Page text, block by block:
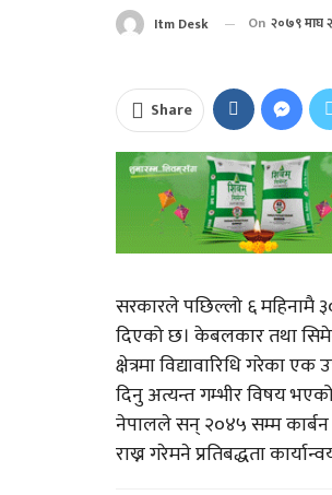
Itm Desk On २०७९ माघ
Share
सरकारले पछिल्लो ६ महिनामै
दिएको छ। केबलकार तथा
क्षेत्रमा विद्यावारिधि गरेका
दिनु अत्यन्त गम्भीर विषय भएको
नेपालले सन् २०४५ सम्म कार्बन
राख्न गरेमने प्रतिबद्धता
आज
यी